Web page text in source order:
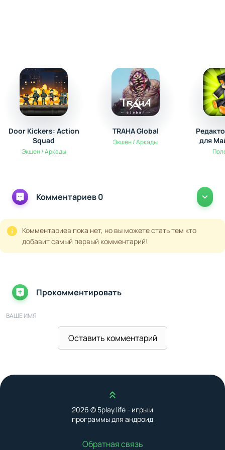
Door Kickers: Action
Squad
Экшен / Аркады
TRAHA Global
Экшен / Аркады
для
Комментариев 0
Комментариев пока нет, но вы можете стать тем кто
добавит самый первый комментарий!
Прокомментировать
ВАШЕ ИМЯ
Оставить комментарий
Наверх
2026 © 5play.life - игры и
программы для андроид
Обратная связь